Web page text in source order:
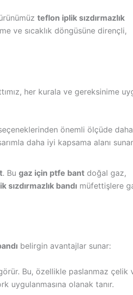
teflon iplik sızdırmazlık
ve sıcaklık döngüsüne dirençli,
her kurala ve gereksinime
önemli ölçüde daha
daha iyi kapsama alanı
. Bu gaz için ptfe bant doğal gaz,
sızdırmazlık bandı müfettişlere
belirgin avantajlar sunar:
Bu, özellikle paslanmaz çelik
uygulanmasına olanak tanır.